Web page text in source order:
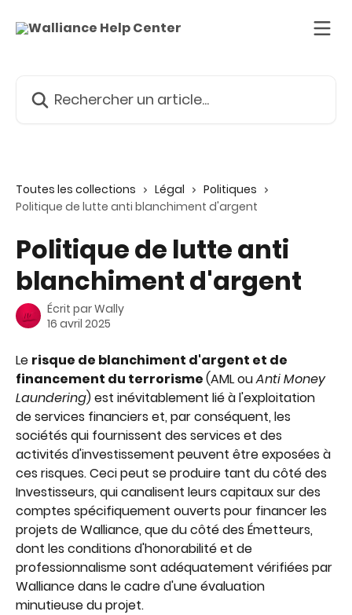
Toutes les collections Légal
Politiques
Politique de lutte anti blanchiment d'argent
Politique de lutte anti
blanchiment d'argent
Écrit parWally
16 avril 2025
Le risque de blanchiment d'argent et de
financement du terrorisme (AML ou Anti Money
Laundering) est inévitablement lié à l'exploitation
de services financiers et, par conséquent, les
sociétés qui fournissent des services et des
activités d'investissement peuvent être exposées à
ces risques. Ceci peut se produire tant du côté des
Investisseurs, qui canalisent leurs capitaux sur des
comptes spécifiquement ouverts pour financer les
projets de Walliance, que du côté des Émetteurs,
dont les conditions d'honorabilité et de
professionnalisme sont adéquatement vérifiées par
Walliance dans le cadre d'une évaluation
minutieuse du projet.